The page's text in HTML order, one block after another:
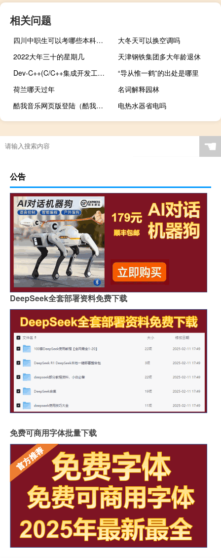
相关问题
四川中职生可以考哪些本科大学
大冬天可以换空调吗
2022大年三十的星期几
天津钢铁集团多大年龄退休
Dev-C++(C/C++集成开发工具) V5.11 官方版（Dev-C++(C/C++集成开发工具) V5.11 官方版功能简介）
“导从惟一鹤”的出处是哪里
荷兰哪天过年
名词解释园林
酷我音乐网页版登陆（酷我音乐网页版）
电热水器省电吗
☚
公告
DeepSeek全套部署资料免费下载
免费可商用字体批量下载